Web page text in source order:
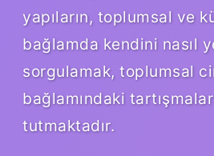
yapıların, toplumsal ve
bağlamda kendini nasıl
sorgulamak, toplumsal
bağlamındaki
tutmaktadır.